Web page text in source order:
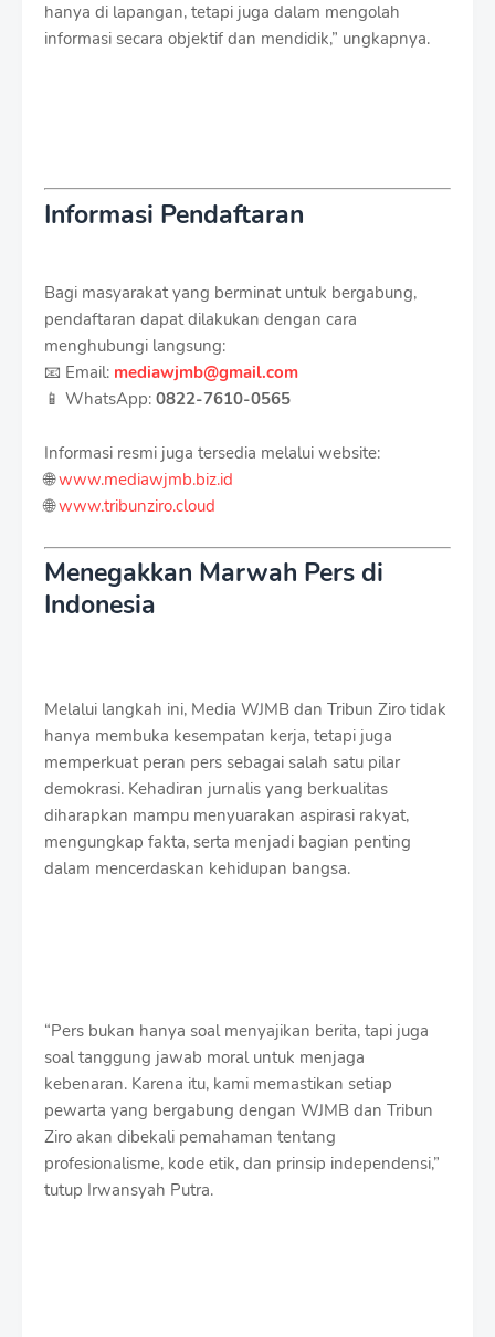
hanya di lapangan, tetapi juga dalam mengolah
informasi secara objektif dan mendidik,” ungkapnya.
Informasi Pendaftaran
Bagi masyarakat yang berminat untuk bergabung,
pendaftaran dapat dilakukan dengan cara
menghubungi langsung:
📧 Email: mediawjmb@gmail.com
📱 WhatsApp: 0822-7610-0565
Informasi resmi juga tersedia melalui website:
🌐www.mediawjmb.biz.id
🌐www.tribunziro.cloud
Menegakkan Marwah Pers di
Indonesia
Melalui langkah ini, Media WJMB dan Tribun Ziro tidak
hanya membuka kesempatan kerja, tetapi juga
memperkuat peran pers sebagai salah satu pilar
demokrasi. Kehadiran jurnalis yang berkualitas
diharapkan mampu menyuarakan aspirasi rakyat,
mengungkap fakta, serta menjadi bagian penting
dalam mencerdaskan kehidupan bangsa.
“Pers bukan hanya soal menyajikan berita, tapi juga
soal tanggung jawab moral untuk menjaga
kebenaran. Karena itu, kami memastikan setiap
pewarta yang bergabung dengan WJMB dan Tribun
Ziro akan dibekali pemahaman tentang
profesionalisme, kode etik, dan prinsip independensi,”
tutup Irwansyah Putra.